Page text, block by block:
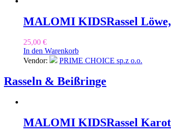
MALOMI KIDSRassel
25,00 €
In den Warenkorb
Vendor:
PRIME CHOICE sp.z o.o.
Rasseln & Beißringe
MALOMI KIDSRassel